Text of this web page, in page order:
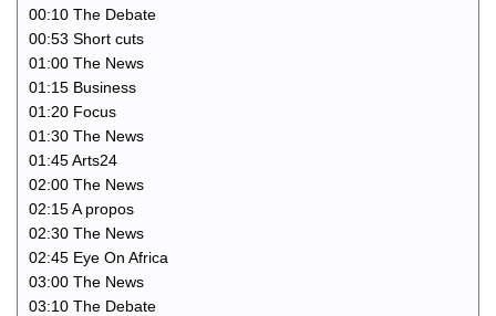
00:10 The Debate
00:53 Short cuts
01:00 The News
01:15 Business
01:20 Focus
01:30 The News
01:45 Arts24
02:00 The News
02:15 A propos
02:30 The News
02:45 Eye On Africa
03:00 The News
03:10 The Debate